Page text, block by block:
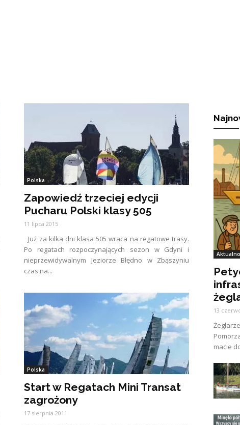
Polska
Zapowiedź trzeciej edycji
Pucharu Polski klasy 505
11 lipca 2015
Już za kilka dni klasa 505 wraca na regatowe trasy.
Po regatach rozpoczynających sezon w Gdyni i
nieprzewidywalnym Jeziorze Błędno w Zbąszyniu
czas na...
Polska
Start w Regatach Mini Transat
zagrożony
17 sierpnia 2011
13
macie